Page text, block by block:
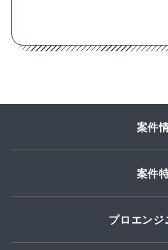
案件
案件
プロエンジ